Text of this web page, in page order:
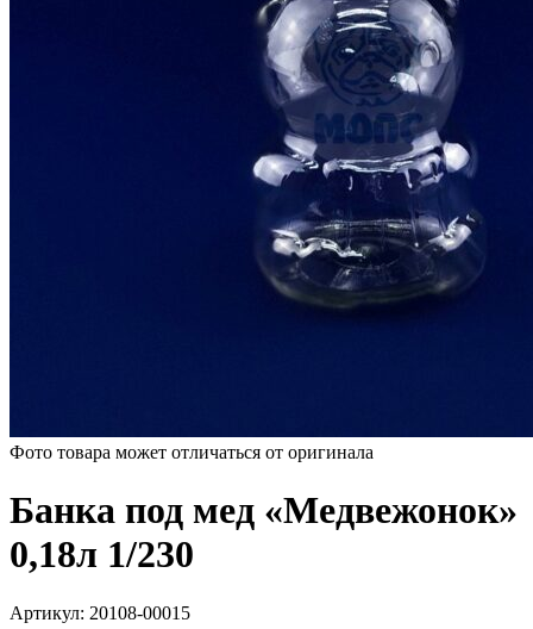
Фото товара может отличаться от оригинала
Банка под мед «Медвежонок»
0,18л 1/230
Артикул: 20108-00015